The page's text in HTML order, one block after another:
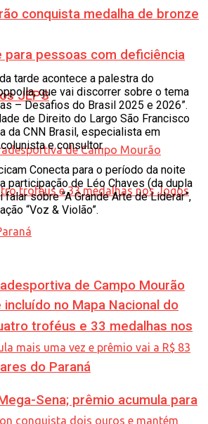
conquista medalha de bronze
para pessoas com deficiência
JEPS
de Campo Mourão
troféus e 33 medalhas nos
do Paraná
tarde acontece a palestra do
que vai discorrer sobre o tema
– Desafios do Brasil 2025 e 2026”.
de Direito do Largo São Francisco
da CNN Brasil, especialista em
e consultor.
Conecta para o período da noite
participação de Léo Chaves (da dupla
sobre “A Grande Arte de Liderar”,
“Voz & Violão”.
incluído no Mapa Nacional do
Sena; prêmio acumula para